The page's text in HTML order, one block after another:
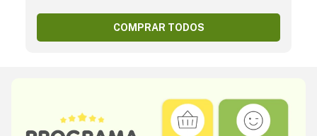
COMPRAR TODOS